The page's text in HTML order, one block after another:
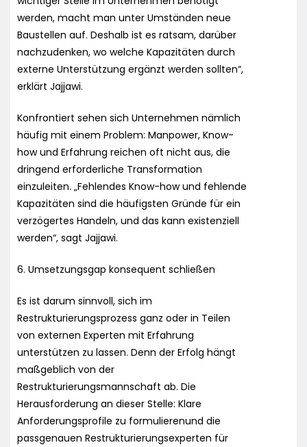
werden, macht man unter Umständen neue
Baustellen auf. Deshalb ist es ratsam, darüber
nachzudenken, wo welche Kapazitäten durch
externe Unterstützung ergänzt werden sollten“,
erklärt Jajjawi.
Konfrontiert sehen sich Unternehmen nämlich
häufig mit einem Problem: Manpower, Know-
how und Erfahrung reichen oft nicht aus, die
dringend erforderliche Transformation
einzuleiten. „Fehlendes Know-how und fehlende
Kapazitäten sind die häufigsten Gründe für ein
verzögertes Handeln, und das kann existenziell
werden“, sagt Jajjawi.
6. Umsetzungsgap konsequent schließen
Es ist darum sinnvoll, sich im
Restrukturierungsprozess ganz oder in Teilen
von externen Experten mit Erfahrung
unterstützen zu lassen. Denn der Erfolg hängt
maßgeblich von der
Restrukturierungsmannschaft ab. Die
Herausforderung an dieser Stelle: Klare
Anforderungsprofile zu formulierenund die
passgenauen Restrukturierungsexperten für